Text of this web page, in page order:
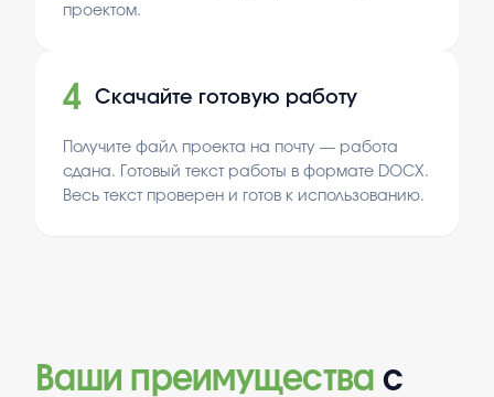
проектом.
4 Скачайте готовую работу
Получите файл проекта на почту — работа
сдана. Готовый текст работы в формате DOCX.
Весь текст проверен и готов к использованию.
Ваши преимущества с